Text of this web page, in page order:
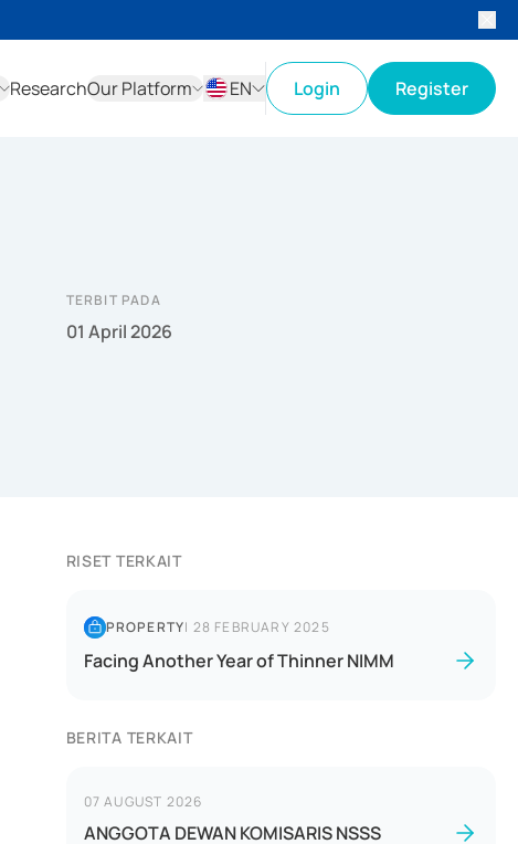
ResearchOur Platform
EN
Login Register
TERBIT PADA
01 April 2026
RISET TERKAIT
PROPERTY| 28 FEBRUARY 2025
Facing Another Year of Thinner NIMM
BERITA TERKAIT
07 AUGUST 2026
ANGGOTA DEWAN KOMISARIS NSSS